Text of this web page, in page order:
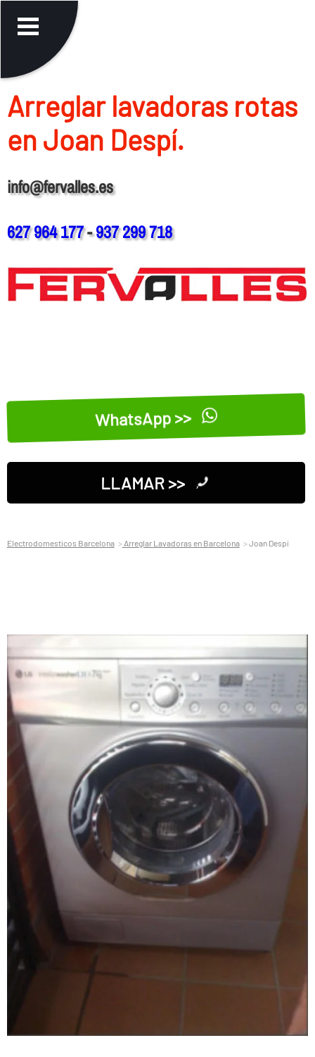
Arreglar lavadoras rotas
en Joan Despí.
info@fervalles.es
627 964 177-937 299 718
WhatsApp >>
LLAMAR >>
Electrodomesticos Barcelona Arreglar Lavadoras en Barcelona Joan Despí